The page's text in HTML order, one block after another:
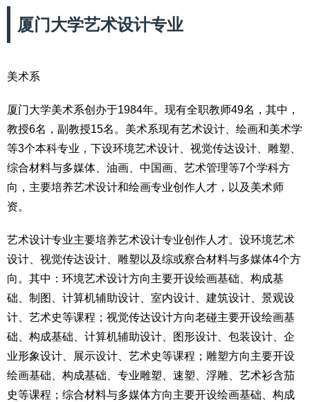
厦门大学艺术设计专业
美术系
厦门大学美术系创办于1984年。现有全职教师49名，其中，
教授6名，副教授15名。美术系现有艺术设计、绘画和美术学
等3个本科专业，下设环境艺术设计、视觉传达设计、雕塑、
综合材料与多媒体、油画、中国画、艺术管理等7个学科方
向，主要培养艺术设计和绘画专业创作人才，以及美术师
资。
艺术设计专业主要培养艺术设计专业创作人才。设环境艺术
设计、视觉传达设计、雕塑以及综或察合材料与多媒体4个方
向。其中：环境艺术设计方向主要开设绘画基础、构成基
础、制图、计算机辅助设计、室内设计、建筑设计、景观设
计、艺术史等课程；视觉传达设计方向老碰主要开设绘画基
础、构成基础、计算机辅助设计、图形设计、包装设计、企
业形象设计、展示设计、艺术史等课程；雕塑方向主要开设
绘画基础、构成基础、专业雕塑、速塑、浮雕、艺术衫含茄
史等课程；综合材料与多媒体方向主要开设绘画基础、构成